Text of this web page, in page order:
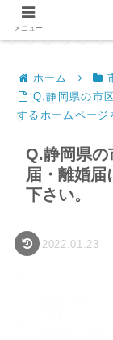
ホーム
Q.静岡県の市
するホームページ
Q.静岡県の
届・離婚届
下さい。
2022.01.23
メニュー